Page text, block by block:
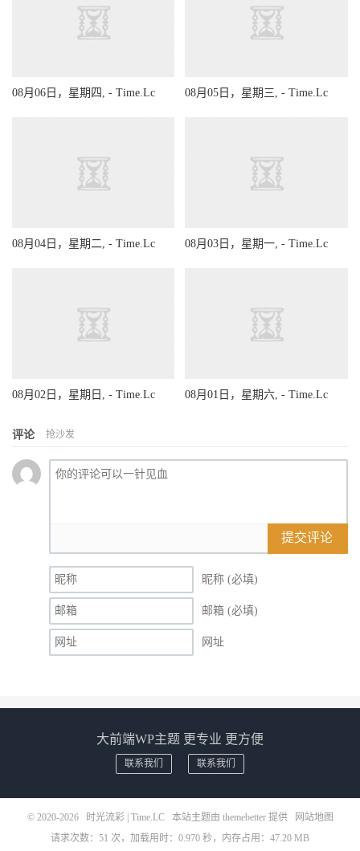
08月06日，星期四, - Time.Lc 08月05日，星期三, - Time.Lc
08月04日，星期二, - Time.Lc 08月03日，星期一, - Time.Lc
08月02日，星期日, - Time.Lc 08月01日，星期六, - Time.Lc
评论 抢沙发
提交评论
昵称 (必填)
邮箱 (必填)
网址
大前端WP主题 更专业 更方便
联系我们 联系我们
© 2020-2026 时光流彩 | Time.LC本站主题由 themebetter提供
网站地图
请求次数：51 次，加载用时：0.970 秒，内存占用：47.20 MB